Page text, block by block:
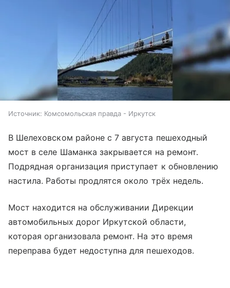
Источник: Комсомольская правда - Иркутск
В Шелеховском районе с 7 августа пешеходный
мост в селе Шаманка закрывается на ремонт.
Подрядная организация приступает к обновлению
настила. Работы продлятся около трёх недель.
Мост находится на обслуживании Дирекции
автомобильных дорог Иркутской области,
которая организовала ремонт. На это время
переправа будет недоступна для пешеходов.